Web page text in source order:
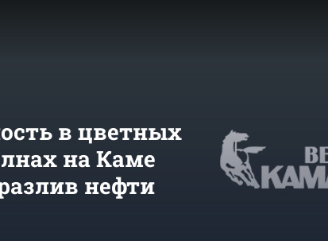
в цветных
на Каме
нефти